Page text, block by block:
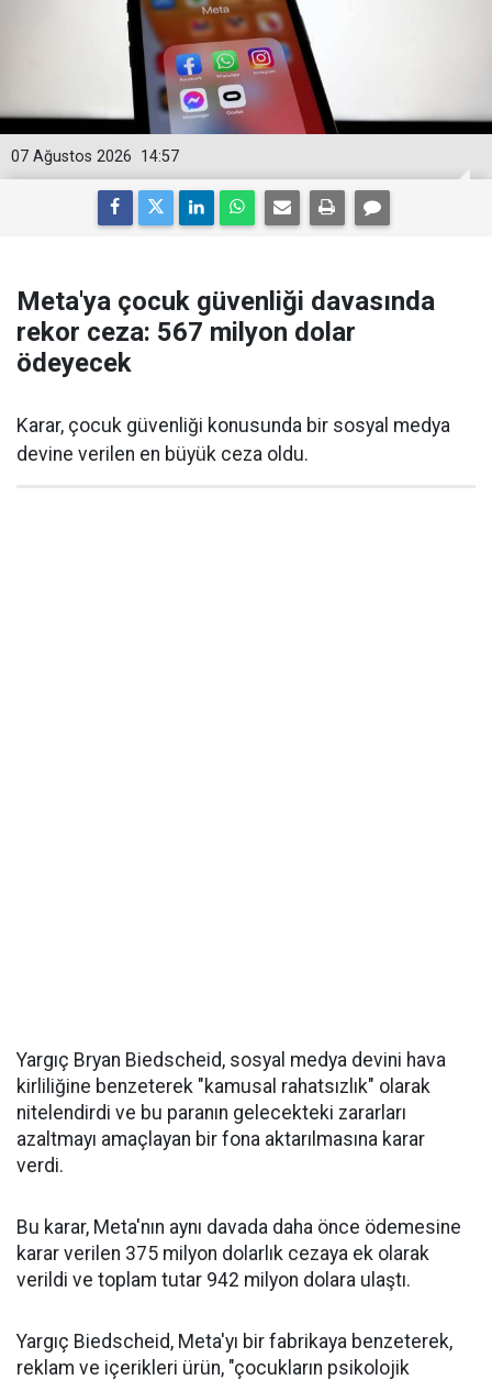
14:57
07 Ağustos 2026
Meta'ya çocuk güvenliği davasında
rekor ceza: 567 milyon dolar
ödeyecek
Karar, çocuk güvenliği konusunda bir sosyal medya
devine verilen en büyük ceza oldu.
Yargıç Bryan Biedscheid, sosyal medya devini hava
kirliliğine benzeterek "kamusal rahatsızlık" olarak
nitelendirdi ve bu paranın gelecekteki zararları
azaltmayı amaçlayan bir fona aktarılmasına karar
verdi.
Bu karar, Meta'nın aynı davada daha önce ödemesine
karar verilen 375 milyon dolarlık cezaya ek olarak
verildi ve toplam tutar 942 milyon dolara ulaştı.
Yargıç Biedscheid, Meta'yı bir fabrikaya benzeterek,
reklam ve içerikleri ürün, "çocukların psikolojik